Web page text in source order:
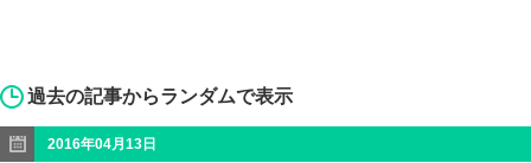
過去の記事からランダムで表示
2016年04月13日